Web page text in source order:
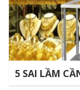
5 SAI LẦM